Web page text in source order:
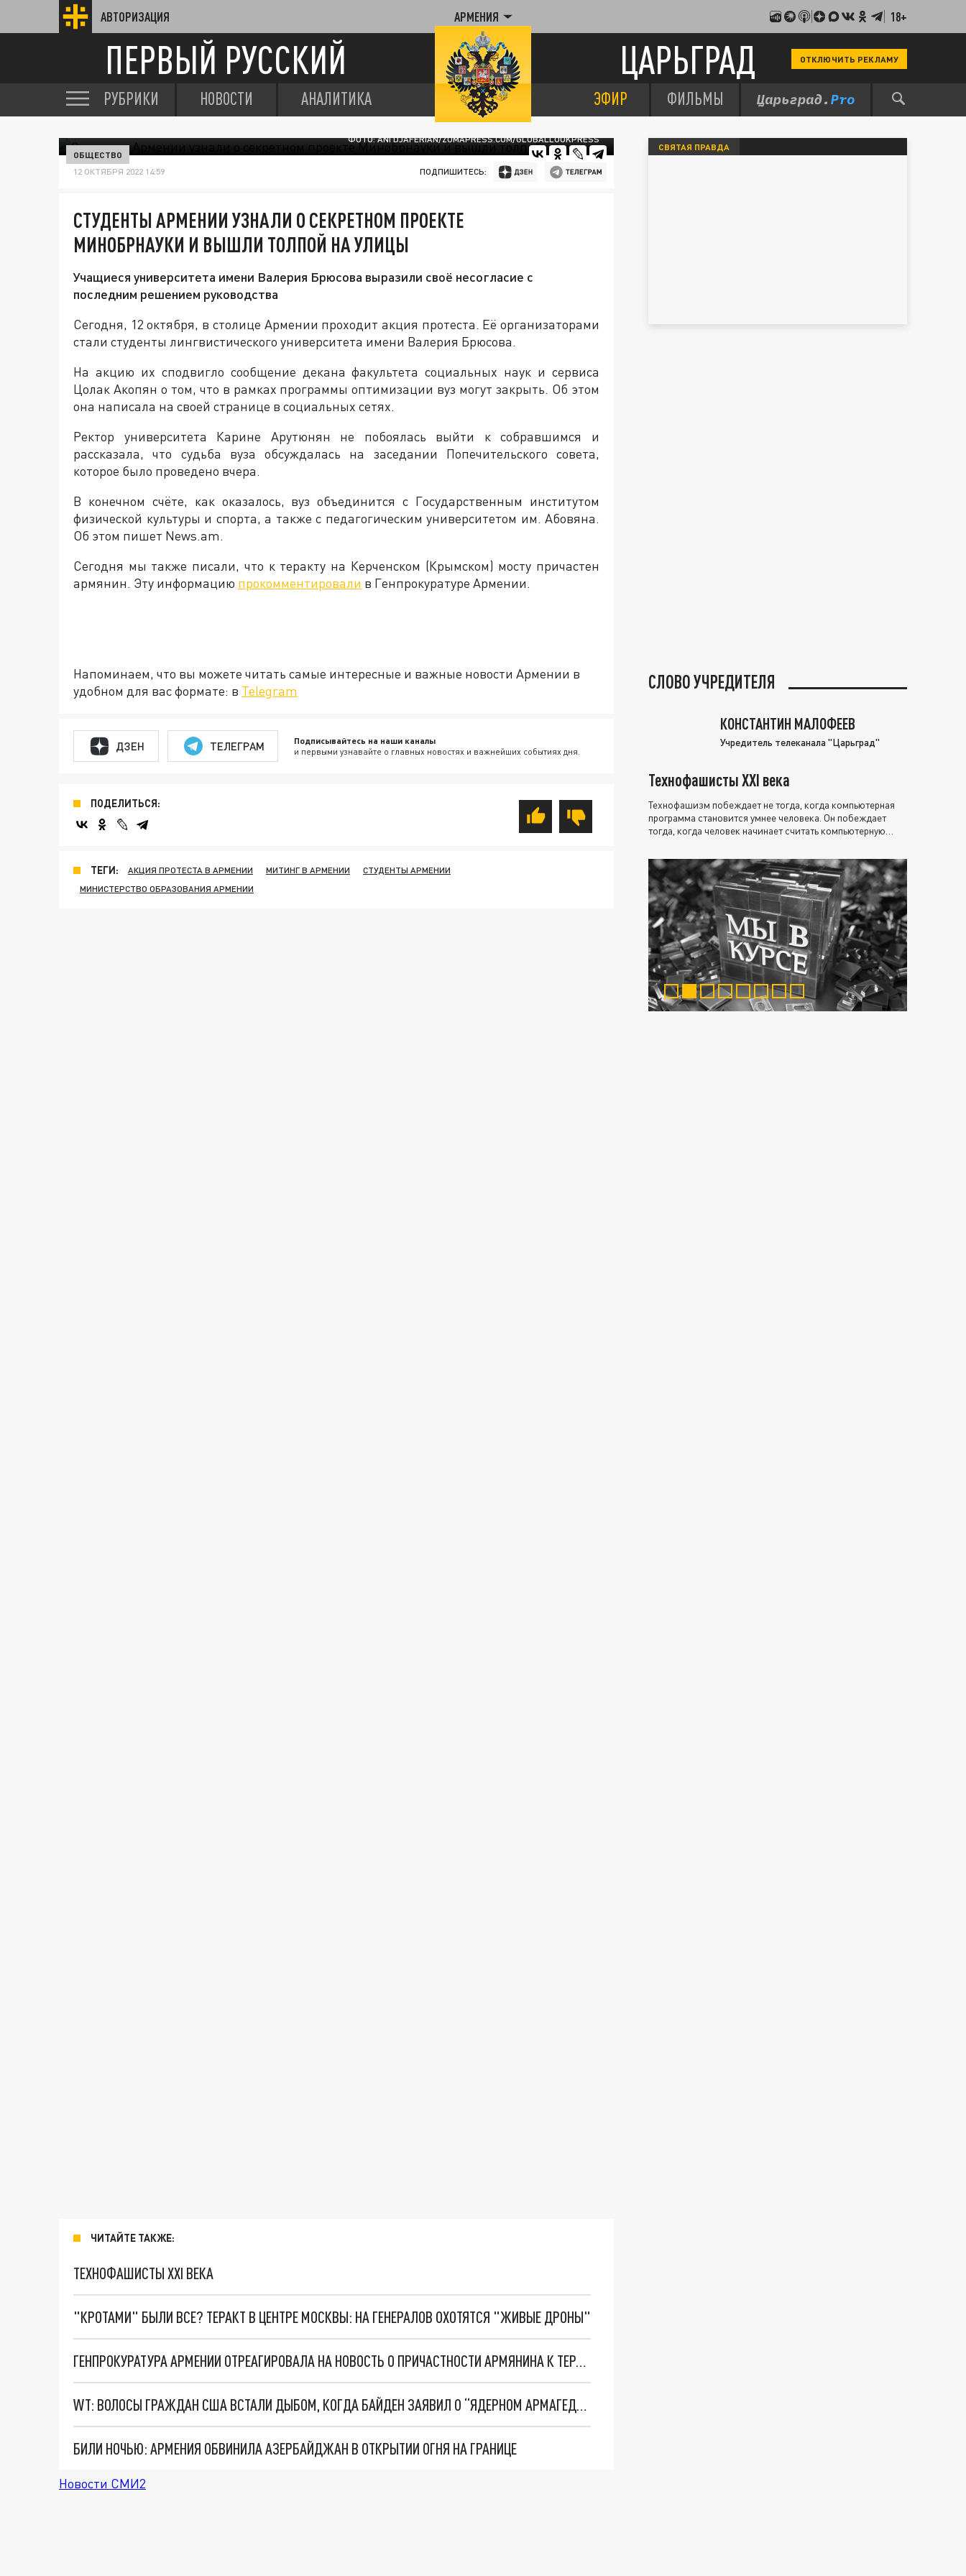
АВТОРИЗАЦИЯ АРМЕНИЯ 18+
ПЕРВЫЙ РУССКИЙ ЦАРЬГРАД ОТКЛЮЧИТЬ РЕКЛАМУ
РУБРИКИ НОВОСТИ АНАЛИТИКА ЭФИР ФИЛЬМЫ
ФОТО: ANI DJAFERIAN/ZUMAPRESS.COM/GLOBALLOOKPRESS
ОБЩЕСТВО
12 ОКТЯБРЯ 2022 14:59 ПОДПИШИТЕСЬ:
СТУДЕНТЫ АРМЕНИИ УЗНАЛИ О СЕКРЕТНОМ ПРОЕКТЕ
МИНОБРНАУКИ И ВЫШЛИ ТОЛПОЙ НА УЛИЦЫ
Учащиеся университета имени Валерия Брюсова выразили своё несогласие с
последним решением руководства
Сегодня, 12 октября, в столице Армении проходит акция протеста. Её организаторами
стали студенты лингвистического университета имени Валерия Брюсова.
На акцию их сподвигло сообщение декана факультета социальных наук и сервиса
Цолак Акопян о том, что в рамках программы оптимизации вуз могут закрыть. Об этом
она написала на своей странице в социальных сетях.
Ректор университета Карине Арутюнян не побоялась выйти к собравшимся и
рассказала, что судьба вуза обсуждалась на заседании Попечительского совета,
которое было проведено вчера.
В конечном счёте, как оказалось, вуз объединится с Государственным институтом
физической культуры и спорта, а также с педагогическим университетом им. Абовяна.
Об этом пишет News.am.
Сегодня мы также писали, что к теракту на Керченском (Крымском) мосту причастен
армянин. Эту информацию прокомментировали в Генпрокуратуре Армении.
Напоминаем, что вы можете читать самые интересные и важные новости Армении в
удобном для вас формате: в Telegram
ДЗЕН ТЕЛЕГРАМ Подписывайтесь на наши каналы
и первыми узнавайте о главных новостях и важнейших событиях дня.
ПОДЕЛИТЬСЯ:
ТЕГИ: АКЦИЯ ПРОТЕСТА В АРМЕНИИ МИТИНГ В АРМЕНИИ
СТУДЕНТЫ АРМЕНИИ
МИНИСТЕРСТВО ОБРАЗОВАНИЯ АРМЕНИИ
ЧИТАЙТЕ ТАКЖЕ:
ТЕХНОФАШИСТЫ XXI ВЕКА
"КРОТАМИ" БЫЛИ ВСЕ? ТЕРАКТ В ЦЕНТРЕ МОСКВЫ: НА ГЕНЕРАЛОВ ОХОТЯТСЯ "ЖИВЫЕ ДРОНЫ"
ГЕНПРОКУРАТУРА АРМЕНИИ ОТРЕАГИРОВАЛА НА НОВОСТЬ О ПРИЧАСТНОСТИ АРМЯНИНА К ТЕРАКТУ НА КРЫМСКОМ МОСТУ
WT: ВОЛОСЫ ГРАЖДАН США ВСТАЛИ ДЫБОМ, КОГДА БАЙДЕН ЗАЯВИЛ О “ЯДЕРНОМ АРМАГЕДДОНЕ”
БИЛИ НОЧЬЮ: АРМЕНИЯ ОБВИНИЛА АЗЕРБАЙДЖАН В ОТКРЫТИИ ОГНЯ НА ГРАНИЦЕ
Новости СМИ2
СВЯТАЯ ПРАВДА
СЛОВО УЧРЕДИТЕЛЯ
КОНСТАНТИН МАЛОФЕЕВ
Учредитель телеканала "Царьград"
Технофашисты XXI века
Технофашизм побеждает не тогда, когда компьютерная
программа становится умнее человека. Он побеждает
тогда, когда человек начинает считать компьютерную